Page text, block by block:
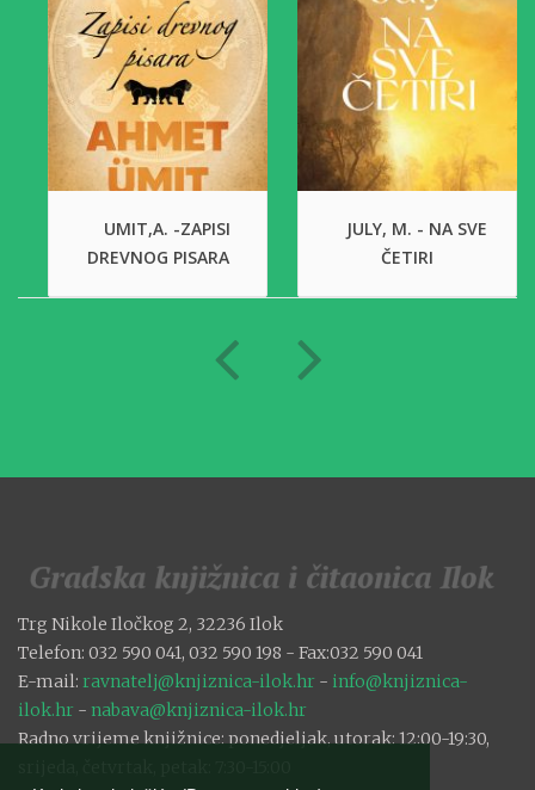
UMIT,A. -ZAPISI
DREVNOG PISARA
JULY, M. - NA SVE
ČETIRI
Trg Nikole Iločkog 2, 32236 Ilok
Telefon: 032 590 041, 032 590 198 - Fax:032 590 041
E-mail: ravnatelj@knjiznica-ilok.hr - info@knjiznica-
ilok.hr - nabava@knjiznica-ilok.hr
Radno vrijeme knjižnice: ponedjeljak, utorak: 12:00-19:30,